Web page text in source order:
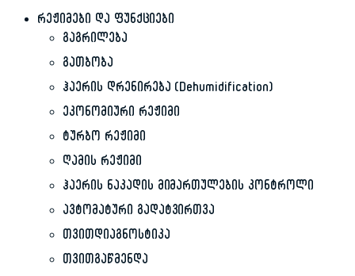
რეჟიმები და ფუნქციები
გაგრილება
გათბობა
ჰაერის დრენირება (Dehumidification)
ეკონომიური რეჟიმი
ტურბო რეჟიმი
ღამის რეჟიმი
ჰაერის ნაკადის მიმართულების კონტროლი
ავტომატური გადატვირთვა
თვითდიაგნოსტიკა
თვითგაწმენდა